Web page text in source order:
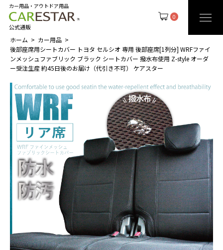
0
カー用品・アウトドア用品
公式通販
ホーム
カー用品
後部座席用シートカバー トヨタ セルシオ 専用 後部座席[1列分] WRFファイ
ンメッシュファブリック ブラック シートカバー 撥水布使用 Z-style オーダ
ー受注生産 約45日後のお届け（代引き不可） ケアスター